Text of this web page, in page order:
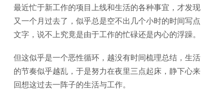
最近忙于新工作的项目上线和生活的各种事宜，才发现
又一个月过去了，似乎总是空不出几个小时的时间写点
文字，说不上究竟是由于工作的忙碌还是内心的浮躁。
但这似乎是一个恶性循环，越没有时间梳理总结，生活
的节奏似乎越乱，于是努力在夜里三点起床，静下心来
回想这过去一阵子的生活与工作。